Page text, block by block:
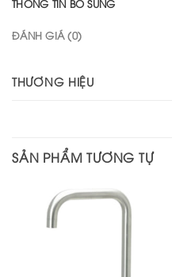
THÔNG TIN BỔ SUNG
ĐÁNH GIÁ (0)
THƯƠNG HIỆU
SẢN PHẨM TƯƠNG TỰ